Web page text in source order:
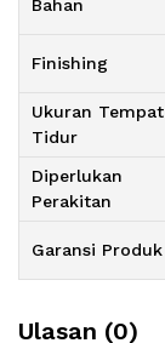
Bahan
Finishing
Ukuran Tempat
Tidur
Diperlukan
Perakitan
Garansi Produk
Ulasan (0)